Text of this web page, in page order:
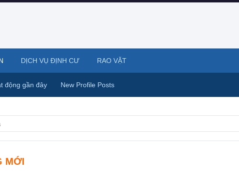
MỚI
động gần đây New Profile Posts
DỊCH VỤ ĐỊNH CƯ RAO VẶT